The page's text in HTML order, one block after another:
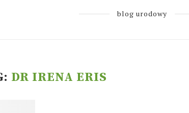
blog urodowy
DR IRENA ERIS